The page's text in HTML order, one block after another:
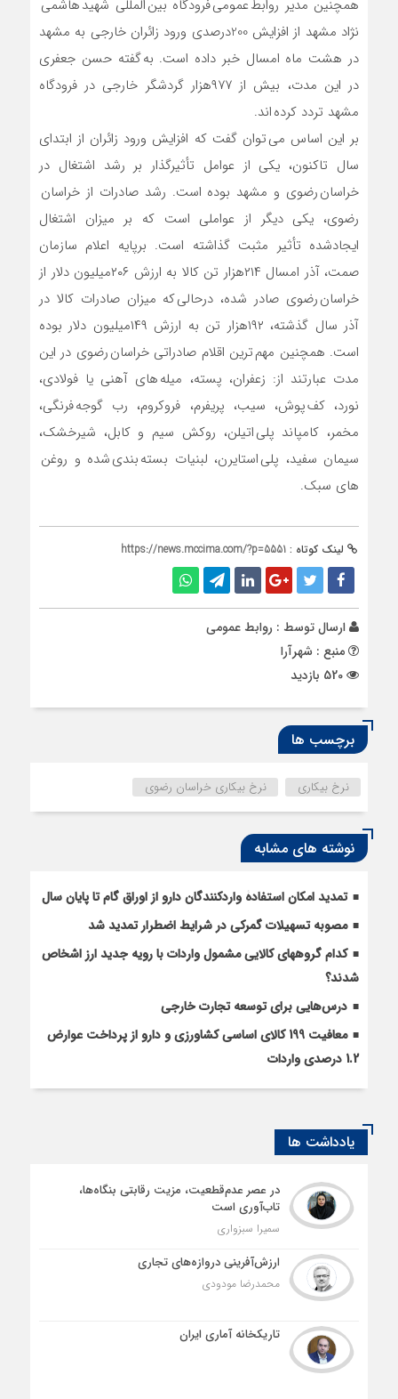
همچنین مدیر روابط عمومی فرودگاه بین المللی شهید هاشمی
نژاد مشهد از افزایش 200درصدی ورود زائران خارجی به مشهد
در هشت ماه امسال خبر داده است. به گفته حسن جعفری
در این مدت، بیش از ۹۷۷هزار گردشگر خارجی در فرودگاه
مشهد تردد کرده اند.
بر این اساس می توان گفت که افزایش ورود زائران از ابتدای
سال تاکنون، یکی از عوامل تأثیرگذار بر رشد اشتغال در
خراسان رضوی و مشهد بوده است. رشد صادرات از خراسان
رضوی، یکی دیگر از عواملی است که بر میزان اشتغال
ایجادشده تأثیر مثبت گذاشته است. برپایه اعلام سازمان
صمت، آذر امسال ۲۱۴هزار تن کالا به ارزش ۲۰۶میلیون دلار از
خراسان رضوی صادر شده، درحالی که میزان صادرات کالا در
آذر سال گذشته، ۱۹۲هزار تن به ارزش ۱۴۹میلیون دلار بوده
است. همچنین مهم ترین اقلام صادراتی خراسان رضوی در این
مدت عبارتند از: زعفران، پسته، میله های آهنی یا فولادی،
نورد، کف پوش، سیب، پریفرم، فروکروم، رب گوجه فرنگی،
مخمر، کامپاند پلی اتیلن، روکش سیم و کابل، شیرخشک،
سیمان سفید، پلی استایرن، لبنیات بسته بندی شده و روغن
های سبک.
لینک کوتاه : https://news.mccima.com/?p=5551
ارسال توسط : روابط عمومی
منبع : شهرآرا
برچسب ها
نرخ بیکاری نرخ بیکاری خراسان رضوی
نوشته های مشابه
تمدید امکان استفادۀ واردکنندگان دارو از اوراق گام تا پایان سال
مصوبه تسهیلات گمرکی در شرایط اضطرار تمدید شد
کدام گروههای کالایی مشمول واردات با رویه جدید ارز اشخاص
شدند؟
درس‌هایی برای توسعه تجارت خارجی
معافیت 199 کالای اساسی کشاورزی و دارو از پرداخت عوارض
1.2 درصدی واردات
یادداشت ها
در عصر عدم‌قطعیت، مزیت رقابتی بنگاه‌ها،
تاب‌آوری است
سمیرا سبزواری
ارزش‌آفرینی دروازه‌های تجاری
محمدرضا مودودی
تاریکخانه آماری ایران